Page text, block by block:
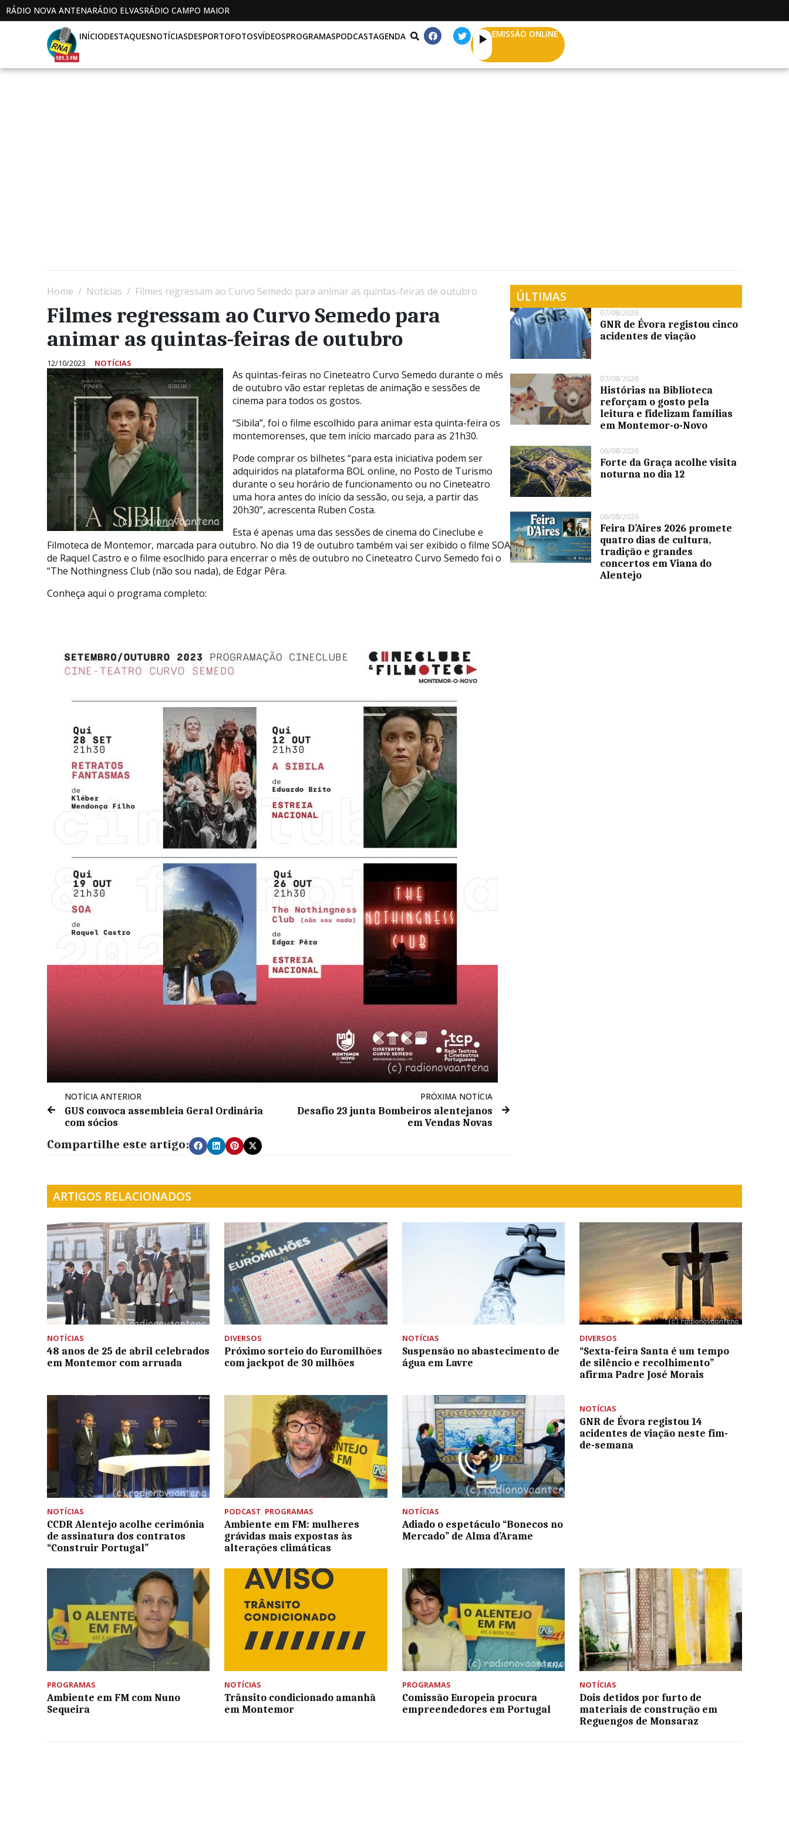
RÁDIO NOVA ANTENARÁDIO ELVASRÁDIO CAMPO MAIOR
INÍCIODESTAQUESNOTÍCIASDESPORTOFOTOSVÍDEOSPROGRAMASPODCASTAGENDA EMISSÃO ONLINE
Home Notícias Filmes regressam ao Curvo Semedo para animar as quintas-feiras de outubro
Filmes regressam ao Curvo Semedo para
animar as quintas-feiras de outubro
12/10/2023 NOTÍCIAS
As quintas-feiras no Cineteatro Curvo Semedo durante o mês
de outubro vão estar repletas de animação e sessões de
cinema para todos os gostos.
“Sibila”, foi o filme escolhido para animar esta quinta-feira os
montemorenses, que tem início marcado para as 21h30.
Pode comprar os bilhetes “para esta iniciativa podem ser
adquiridos na plataforma BOL online, no Posto de Turismo
durante o seu horário de funcionamento ou no Cineteatro
uma hora antes do início da sessão, ou seja, a partir das
20h30”, acrescenta Ruben Costa.
Esta é apenas uma das sessões de cinema do Cineclube e
Filmoteca de Montemor, marcada para outubro. No dia 19 de outubro também vai ser exibido o filme SOA
de Raquel Castro e o filme esoclhido para encerrar o mês de outubro no Cineteatro Curvo Semedo foi o
“The Nothingness Club (não sou nada), de Edgar Pêra.
Conheça aqui o programa completo:
NOTÍCIA ANTERIOR
GUS convoca assembleia Geral Ordinária
com sócios
PRÓXIMA NOTÍCIA
Desafio 23 junta Bombeiros alentejanos
em Vendas Novas
Compartilhe este artigo:
ÚLTIMAS
07/08/2026
GNR de Évora registou cinco
acidentes de viação
07/08/2026
Histórias na Biblioteca
reforçam o gosto pela
leitura e fidelizam famílias
em Montemor-o-Novo
06/08/2026
Forte da Graça acolhe visita
noturna no dia 12
06/08/2026
Feira D’Aires 2026 promete
quatro dias de cultura,
tradição e grandes
concertos em Viana do
Alentejo
ARTIGOS RELACIONADOS
NOTÍCIAS
48 anos de 25 de abril celebrados
em Montemor com arruada
DIVERSOS
Próximo sorteio do Euromilhões
com jackpot de 30 milhões
NOTÍCIAS
Suspensão no abastecimento de
água em Lavre
DIVERSOS
“Sexta-feira Santa é um tempo
de silêncio e recolhimento”
afirma Padre José Morais
NOTÍCIAS
CCDR Alentejo acolhe cerimónia
de assinatura dos contratos
“Construir Portugal”
PODCAST, PROGRAMAS
Ambiente em FM: mulheres
grávidas mais expostas às
alterações climáticas
NOTÍCIAS
Adiado o espetáculo “Bonecos no
Mercado” de Alma d’Arame
NOTÍCIAS
GNR de Évora registou 14
acidentes de viação neste fim-
de-semana
PROGRAMAS
Ambiente em FM com Nuno
Sequeira
NOTÍCIAS
Trânsito condicionado amanhã
em Montemor
PROGRAMAS
Comissão Europeia procura
empreendedores em Portugal
NOTÍCIAS
Dois detidos por furto de
materiais de construção em
Reguengos de Monsaraz